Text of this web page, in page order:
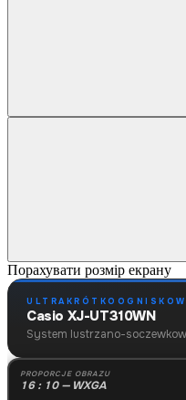
Порахувати розмір екрану
Casio XJ-UT310WN
System lustrzano-
PROPORCJE OBRAZU
16 : 10 — WXGA